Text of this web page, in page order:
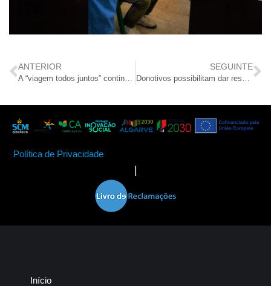
ANTERIOR
A “viagem todos juntos” continua a promover o bem-estar de crianças
SEGUINTE
Donotivos possibilitam dar resposta a novos pedidos de ajuda alimentar
Política de Privacidade
|
Início